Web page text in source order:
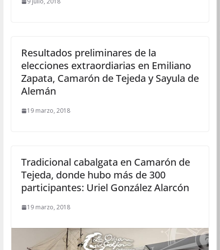
Resultados preliminares de la
elecciones extraordiarias en Emiliano
Zapata, Camarón de Tejeda y Sayula de
Alemán
19 marzo, 2018
Tradicional cabalgata en Camarón de
Tejeda, donde hubo más de 300
participantes: Uriel González Alarcón
19 marzo, 2018